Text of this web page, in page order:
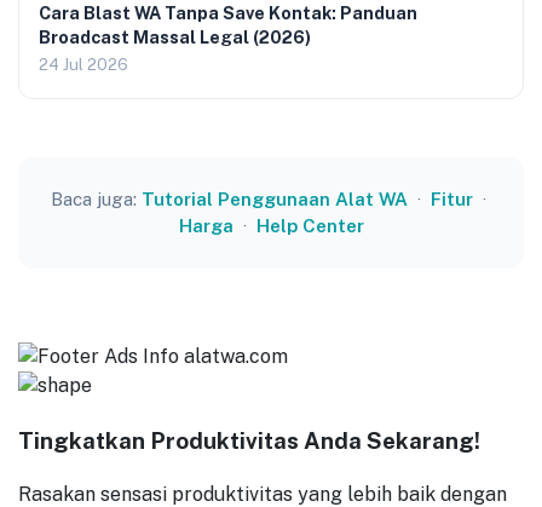
Cara Blast WA Tanpa Save Kontak: Panduan
Broadcast Massal Legal (2026)
24 Jul 2026
Baca juga: Tutorial Penggunaan Alat WA · Fitur ·
Harga · Help Center
Tingkatkan Produktivitas Anda Sekarang!
Rasakan sensasi produktivitas yang lebih baik dengan